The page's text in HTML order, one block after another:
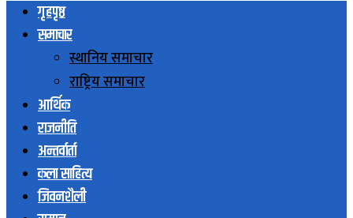
गृहपृष्ठ
समाचार
स्थानिय समाचार
राष्ट्रिय समाचार
आर्थिक
राजनीति
अन्तर्वार्ता
कला साहित्य
जिवनशैली